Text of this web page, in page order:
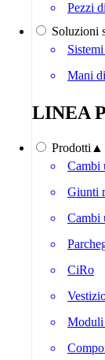
Pezzi
Soluzioni
Mani
LINEA
Prodotti ▲
Cambi
Giunti
Cambi
CiRo